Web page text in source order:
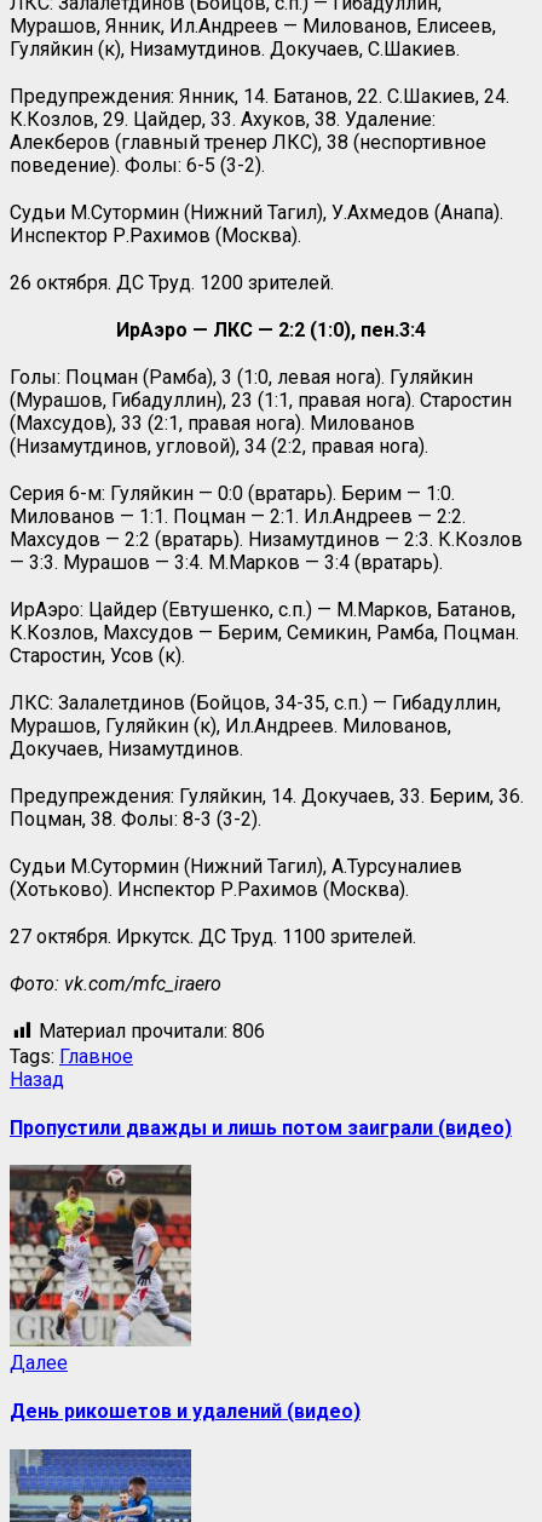
Мурашов, Янник, Ил.Андреев — Милованов, Елисеев,
Гуляйкин (к), Низамутдинов. Докучаев, С.Шакиев.
Предупреждения: Янник, 14. Батанов, 22. С.Шакиев, 24.
К.Козлов, 29. Цайдер, 33. Ахуков, 38. Удаление:
Алекберов (главный тренер ЛКС), 38 (неспортивное
поведение). Фолы: 6-5 (3-2).
Судьи М.Сутормин (Нижний Тагил), У.Ахмедов (Анапа).
Инспектор Р.Рахимов (Москва).
26 октября. ДС Труд. 1200 зрителей.
ИрАэро — ЛКС — 2:2 (1:0), пен.3:4
Голы: Поцман (Рамба), 3 (1:0, левая нога). Гуляйкин
(Мурашов, Гибадуллин), 23 (1:1, правая нога). Старостин
(Махсудов), 33 (2:1, правая нога). Милованов
(Низамутдинов, угловой), 34 (2:2, правая нога).
Серия 6-м: Гуляйкин — 0:0 (вратарь). Берим — 1:0.
Милованов — 1:1. Поцман — 2:1. Ил.Андреев — 2:2.
Махсудов — 2:2 (вратарь). Низамутдинов — 2:3. К.Козлов
— 3:3. Мурашов — 3:4. М.Марков — 3:4 (вратарь).
ИрАэро: Цайдер (Евтушенко, с.п.) — М.Марков, Батанов,
К.Козлов, Махсудов — Берим, Семикин, Рамба, Поцман.
Старостин, Усов (к).
ЛКС: Залалетдинов (Бойцов, 34-35, с.п.) — Гибадуллин,
Мурашов, Гуляйкин (к), Ил.Андреев. Милованов,
Докучаев, Низамутдинов.
Предупреждения: Гуляйкин, 14. Докучаев, 33. Берим, 36.
Поцман, 38. Фолы: 8-3 (3-2).
Судьи М.Сутормин (Нижний Тагил), А.Турсуналиев
(Хотьково). Инспектор Р.Рахимов (Москва).
27 октября. Иркутск. ДС Труд. 1100 зрителей.
Фото: vk.com/mfc_iraero
Материал прочитали: 806
Tags: Главное
Назад
Пропустили дважды и лишь потом заиграли (видео)
Далее
День рикошетов и удалений (видео)